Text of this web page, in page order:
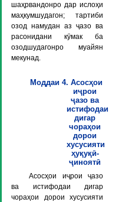
шаҳрвандонро дар ислоҳи
маҳкумшудагон; тартиби
озод намудан аз ҷазо ва
расонидани кӯмак ба
озодшудагонро муайян
мекунад.
Моддаи 4. Асосҳои
иҷрои
ҷазо ва
истифодаи
дигар
чораҳои
дорои
хусусияти
ҳуқуқӣ-
ҷиноятӣ
Асосҳои иҷрои ҷазо
ва истифодаи дигар
чораҳои дорои хусусияти